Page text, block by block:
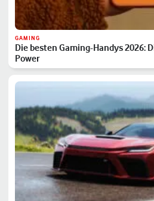
GAMING
Die besten Gaming-Handys 2026:
Power